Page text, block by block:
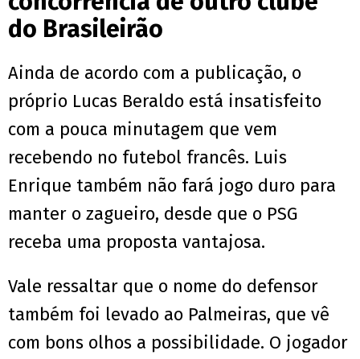
do Brasileirão
Ainda de acordo com a publicação, o
próprio Lucas Beraldo está insatisfeito
com a pouca minutagem que vem
recebendo no futebol francês. Luis
Enrique também não fará jogo duro para
manter o zagueiro, desde que o PSG
receba uma proposta vantajosa.
Vale ressaltar que o nome do defensor
também foi levado ao Palmeiras, que vê
com bons olhos a possibilidade. O jogador